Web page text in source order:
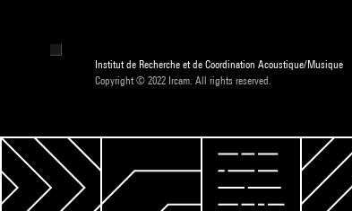
Institut de Recherche et de Coordination Acoustique/Musique
Copyright © 2022 Ircam. All rights reserved.